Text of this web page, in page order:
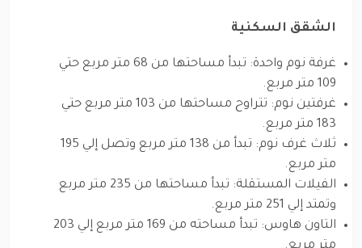
الشقق السكنية
غرفة نوم واحدة: تبدأ مساحتها من 68 متر مربع حتي
109 متر مربع.
غرفتين نوم: تتراوح مساحتها من 103 متر مربع حتي
183 متر مربع.
ثلاث غرف نوم: تبدأ من 138 متر مربع وتصل إلي 195
متر مربع.
الفيلات المستقلة: تبدأ مساحتها من 235 متر مربع
وتمتد إلي 251 متر مربع.
التاون هاوس: تبدأ مساحته من 169 متر مربع إلي 203